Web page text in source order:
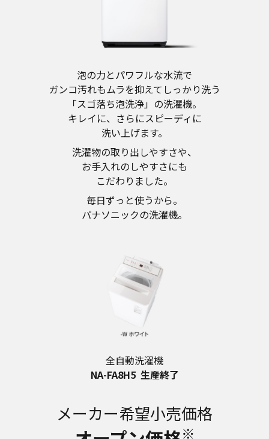
泡の力とパワフルな水流で
ガンコ汚れもムラを抑えてしっかり洗う
「スゴ落ち泡洗浄」の洗濯機。
キレイに、さらにスピーディに
洗い上げます。
洗濯物の取り出しやすさや、
お手入れのしやすさにも
こだわりました。
毎日ずっと使うから。
パナソニックの洗濯機。
全自動洗濯機
NA-FA8H5 生産終了
メーカー希望小売価格
※